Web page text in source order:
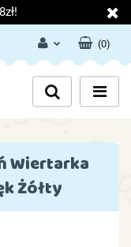
Zaloguj się
Załóż konto
zgłoszenie
cookies
(0)
Wiertarka
Żółty